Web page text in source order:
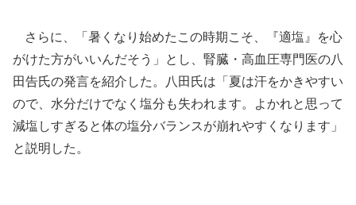
さらに、「暑くなり始めたこの時期こそ、『適塩』を心
がけた方がいいんだそう」とし、腎臓・高血圧専門医の八
田告氏の発言を紹介した。八田氏は「夏は汗をかきやすい
ので、水分だけでなく塩分も失われます。よかれと思って
減塩しすぎると体の塩分バランスが崩れやすくなります」
と説明した。